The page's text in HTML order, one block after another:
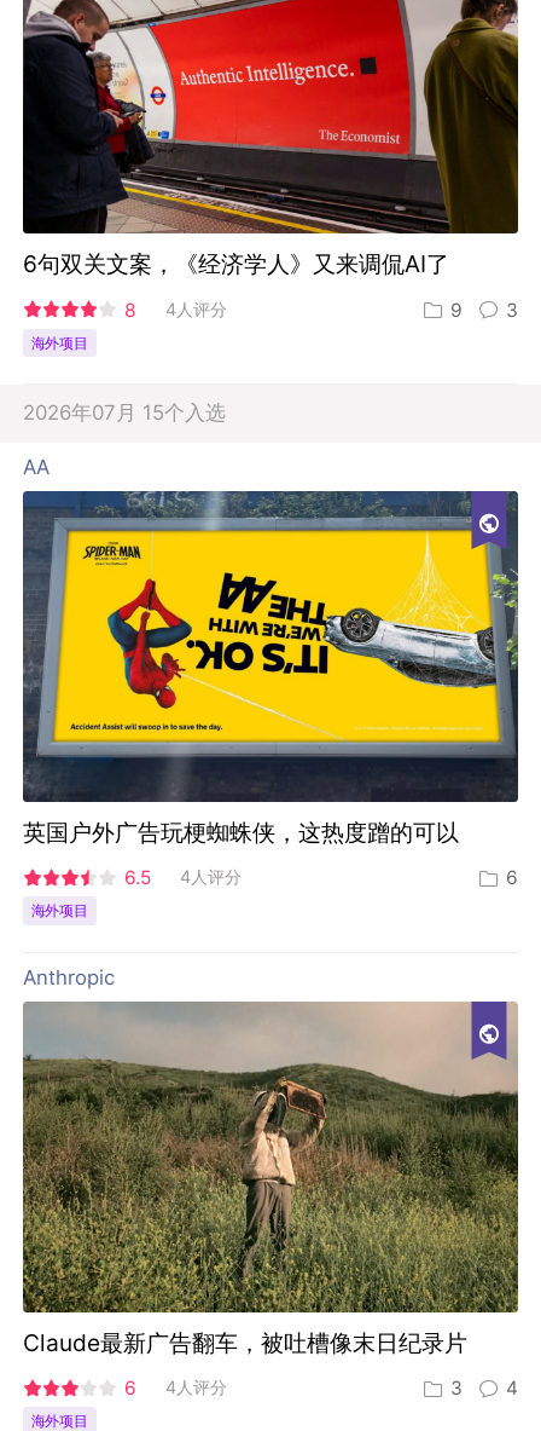
6句双关文案，《经济学人》又来调侃AI了
8 4人评分 9 3
海外项目
2026年07月 15个入选
AA
英国户外广告玩梗蜘蛛侠，这热度蹭的可以
6.5 4人评分 6
海外项目
Anthropic
Claude最新广告翻车，被吐槽像末日纪录片
6 4人评分 3 4
海外项目